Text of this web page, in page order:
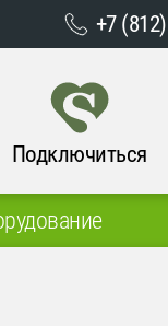
+7 (812)
Подключиться